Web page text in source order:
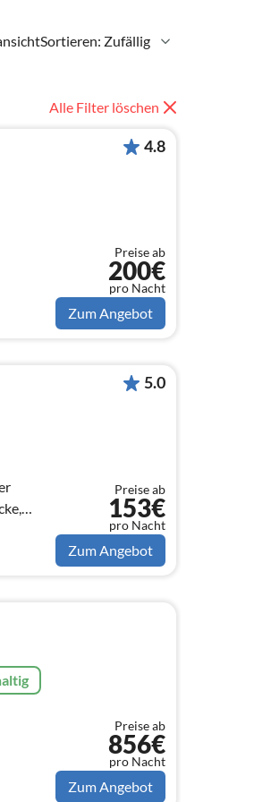
Sortieren: Zufällig
Alle Filter löschen
4.8
Preise ab
200€
pro Nacht
Zum Angebot
5.0
Preise ab
153€
pro Nacht
Zum Angebot
Preise ab
856€
pro Nacht
Zum Angebot